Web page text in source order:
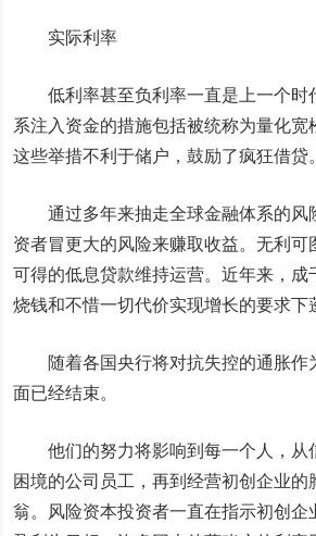
实际利率
低利率甚至负利率一直是上一个时
系注入资金的措施包括被统称为量化宽
这些举措不利于储户，鼓励了疯狂借贷。
通过多年来抽走全球金融体系的风
资者冒更大的风险来赚取收益。无利可
可得的低息贷款维持运营。近年来，成
烧钱和不惜一切代价实现增长的要求下
随着各国央行将对抗失控的通胀作
面已经结束。
他们的努力将影响到每一个人，从
困境的公司员工，再到经营初创企业的
翁。风险资本投资者一直在指示初创企